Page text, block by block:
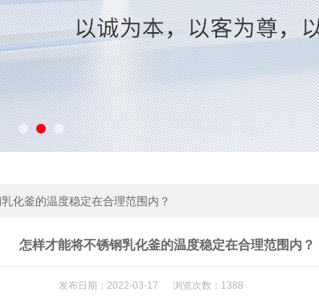
化釜的温度稳定在合理范围内？
怎样才能将不锈钢乳化釜的温度稳定在合理范围内？
发布日期：2022-03-17 浏览次数：1388